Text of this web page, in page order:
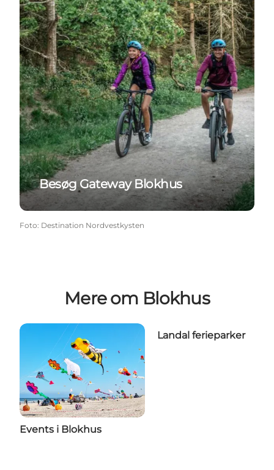
Besøg Gateway Blokhus
Foto: Destination Nordvestkysten
Mere om Blokhus
Events i Blokhus
Landal ferieparker